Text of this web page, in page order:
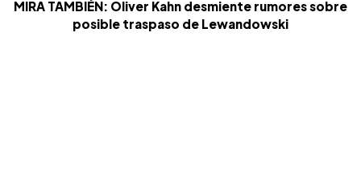
MIRA TAMBIÉN: Oliver Kahn desmiente rumores sobre
posible traspaso de Lewandowski